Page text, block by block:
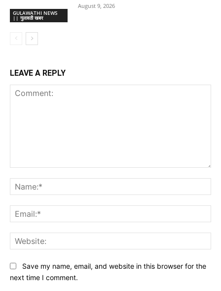
GULAWATHI NEWS
|| गुलावठी खबर
August 9, 2026
LEAVE A REPLY
Save my name, email, and website in this browser for the
next time I comment.